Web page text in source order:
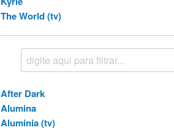
The World (tv)
After Dark
Alumina
Aluminia (tv)